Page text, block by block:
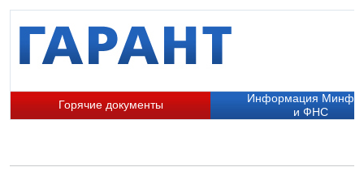
Горячие документы
Информация
и ФНС